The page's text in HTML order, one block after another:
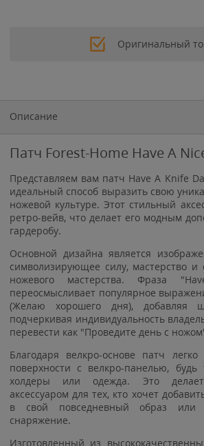
Оригинальный
Описание
Патч Forest-Home Have A
Представляем вам патч Have A Knife
идеальный способ выразить свою
ножевой культуре. Этот стильный
ретро-вейв, что делает его модным
гардеробу.
Основной дизайна является
символизирующее силу, мастерство и
ножевого мастерства. Фраза
переосмысливает популярное
(Желаю хорошего дня), добавляя
подчеркивая индивидуальность
перевести как "Проведите день с
Благодаря велкро-основе патч
поверхности с велкро-панелью, будь
холдеры или одежда. Это
аксессуаром для тех, кто хочет
в свой повседневный образ или
снаряжение.
Изготовленный из